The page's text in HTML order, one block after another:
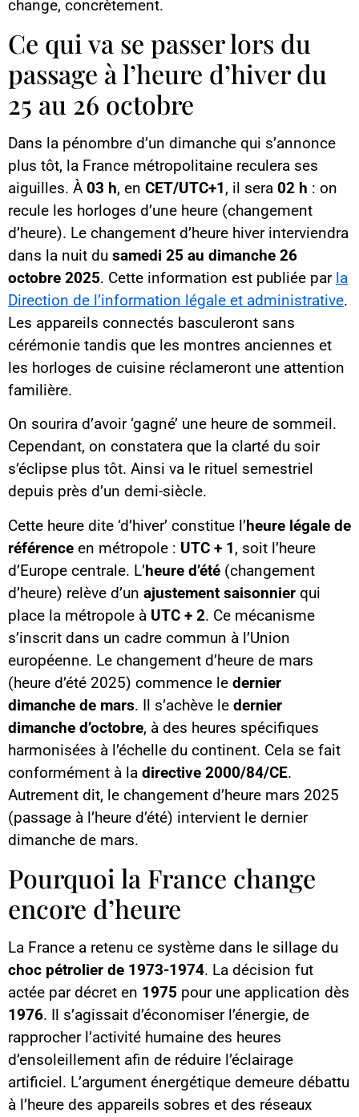
change, concrètement.
Ce qui va se passer lors du
passage à l’heure d’hiver du
25 au 26 octobre
Dans la pénombre d’un dimanche qui s’annonce
plus tôt, la France métropolitaine reculera ses
aiguilles. À 03 h, en CET/UTC+1, il sera 02 h : on
recule les horloges d’une heure (changement
d’heure). Le changement d’heure hiver interviendra
dans la nuit du samedi 25 au dimanche 26
octobre 2025. Cette information est publiée par la
Direction de l’information légale et administrative.
Les appareils connectés basculeront sans
cérémonie tandis que les montres anciennes et
les horloges de cuisine réclameront une attention
familière.
On sourira d’avoir ‘gagné’ une heure de sommeil.
Cependant, on constatera que la clarté du soir
s’éclipse plus tôt. Ainsi va le rituel semestriel
depuis près d’un demi-siècle.
Cette heure dite ‘d’hiver’ constitue l’heure légale de
référence en métropole : UTC + 1, soit l’heure
d’Europe centrale. L’heure d’été (changement
d’heure) relève d’un ajustement saisonnier qui
place la métropole à UTC + 2. Ce mécanisme
s’inscrit dans un cadre commun à l’Union
européenne. Le changement d’heure de mars
(heure d’été 2025) commence le dernier
dimanche de mars. Il s’achève le dernier
dimanche d’octobre, à des heures spécifiques
harmonisées à l’échelle du continent. Cela se fait
conformément à la directive 2000/84/CE.
Autrement dit, le changement d’heure mars 2025
(passage à l’heure d’été) intervient le dernier
dimanche de mars.
Pourquoi la France change
encore d’heure
La France a retenu ce système dans le sillage du
choc pétrolier de 1973-1974. La décision fut
actée par décret en 1975 pour une application dès
1976. Il s’agissait d’économiser l’énergie, de
rapprocher l’activité humaine des heures
d’ensoleillement afin de réduire l’éclairage
artificiel. L’argument énergétique demeure débattu
à l’heure des appareils sobres et des réseaux